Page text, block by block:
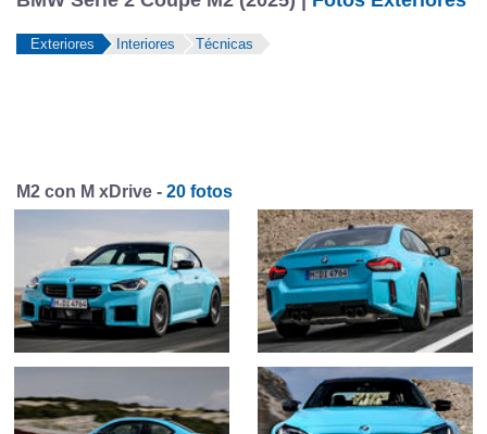
Exteriores Interiores Técnicas
M2 con M xDrive - 20 fotos